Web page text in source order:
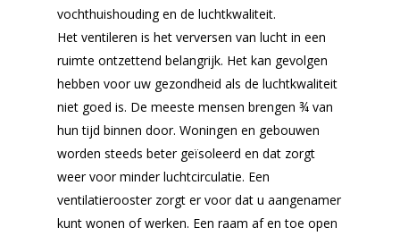
vochthuishouding en de luchtkwaliteit.
Het ventileren is het verversen van lucht in een
ruimte ontzettend belangrijk. Het kan gevolgen
hebben voor uw gezondheid als de luchtkwaliteit
niet goed is. De meeste mensen brengen ¾ van
hun tijd binnen door. Woningen en gebouwen
worden steeds beter geïsoleerd en dat zorgt
weer voor minder luchtcirculatie. Een
ventilatierooster zorgt er voor dat u aangenamer
kunt wonen of werken. Een raam af en toe open